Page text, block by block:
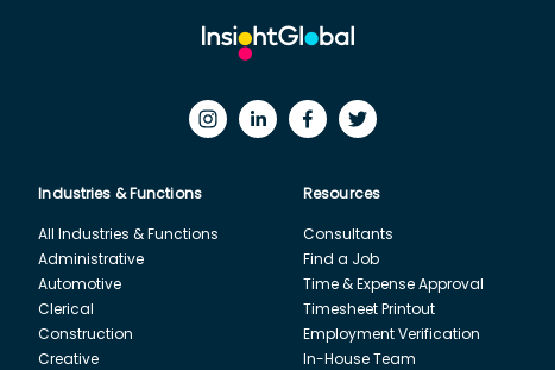
Industries & Functions
All Industries & Functions
Administrative
Automotive
Clerical
Construction
Creative
Resources
Consultants
Find a Job
Time & Expense Approval
Timesheet Printout
Employment Verification
In-House Team